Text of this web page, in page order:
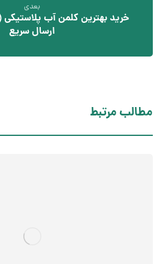
بعدی
خرید بهترین کلمن آب
ارسال سریع
مطالب مرتبط